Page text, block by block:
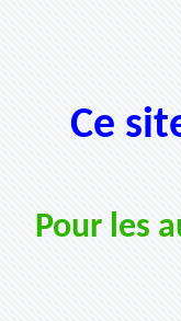
Ce
Pour les